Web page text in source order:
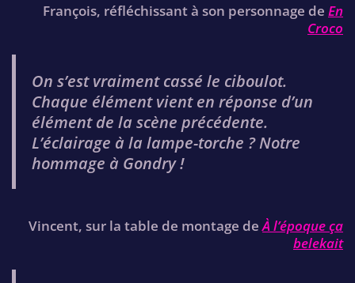
François, réfléchissant à son personnage de En
Croco
On s’est vraiment cassé le ciboulot.
Chaque élément vient en réponse d’un
élément de la scène précédente.
L’éclairage à la lampe-torche ? Notre
hommage à Gondry !
Vincent, sur la table de montage deÀ l’époque ça
belekait